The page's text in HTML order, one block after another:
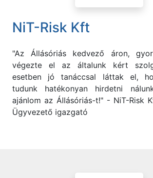
NiT-Risk Kft
"Az Állásóriás kedvező áron,
végezte el az általunk kért
esetben jó tanáccsal láttak el,
tudunk hatékonyan hirdetni
ajánlom az Állásóriás-t!" - NiT-Risk
Ügyvezető igazgató